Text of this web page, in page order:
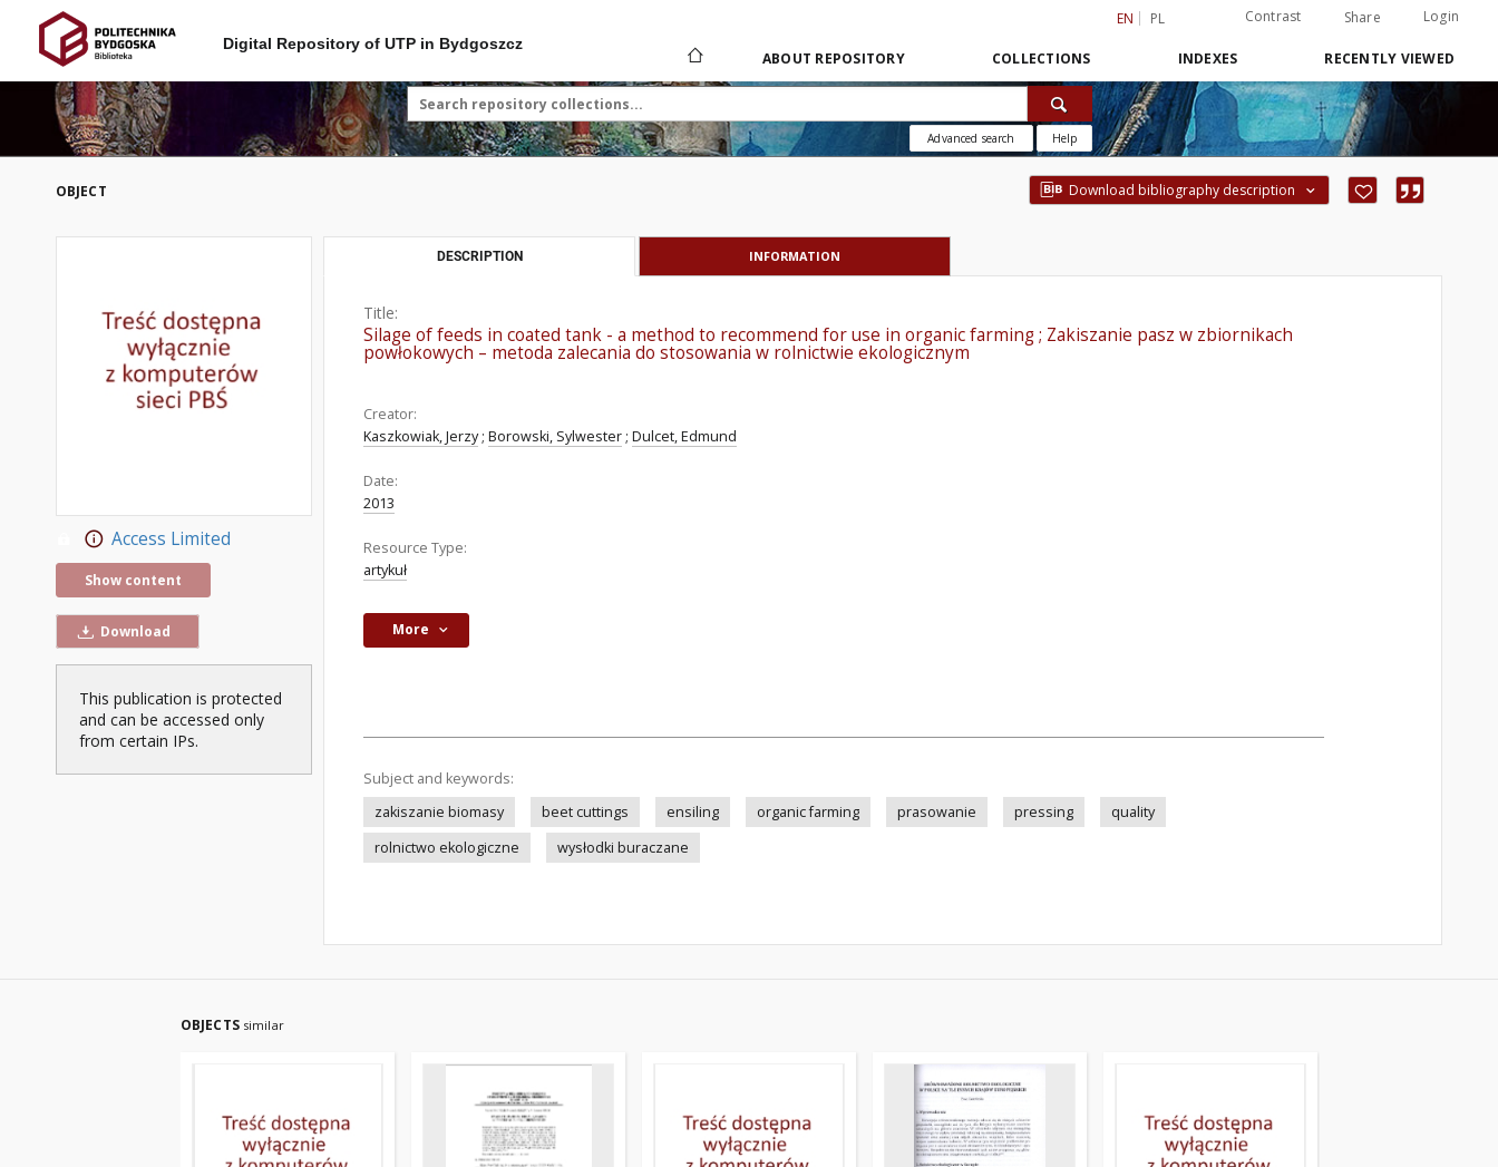
EN PL Contrast Share Login
Digital Repository of UTP in Bydgoszcz
ABOUT REPOSITORY COLLECTIONS INDEXES RECENTLY VIEWED
Advanced search Help
OBJECT Download bibliography description
Access Limited
Show content
Download
This publication is protected
and can be accessed only
from certain IPs.
DESCRIPTION INFORMATION
Title:
Silage of feeds in coated tank - a method to recommend for use in organic farming ; Zakiszanie pasz w zbiornikach
powłokowych – metoda zalecania do stosowania w rolnictwie ekologicznym
Creator:
Kaszkowiak, Jerzy ; Borowski, Sylwester ; Dulcet, Edmund
Date:
2013
Resource Type:
artykuł
More
Subject and keywords:
zakiszanie biomasy
beet cuttings ensiling organic farming prasowanie pressing
quality
rolnictwo ekologiczne
wysłodki buraczane
OBJECTS similar